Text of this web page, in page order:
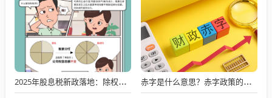
2025年股息税新政落地：除权除息规则重构 高股息策略迎机遇 赤字是什么意思？赤字政策的双刃剑效应